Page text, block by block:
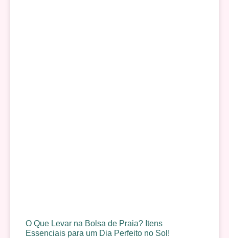
O Que Levar na Bolsa de Praia? Itens
Essenciais para um Dia Perfeito no Sol!